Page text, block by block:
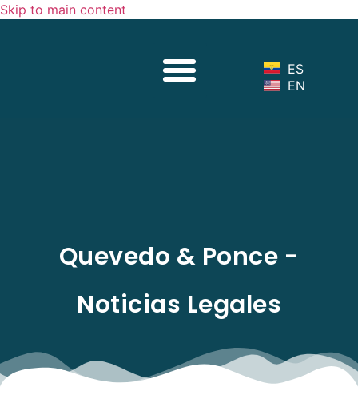
Skip to main content
ES
EN
Quevedo & Ponce -
Noticias Legales